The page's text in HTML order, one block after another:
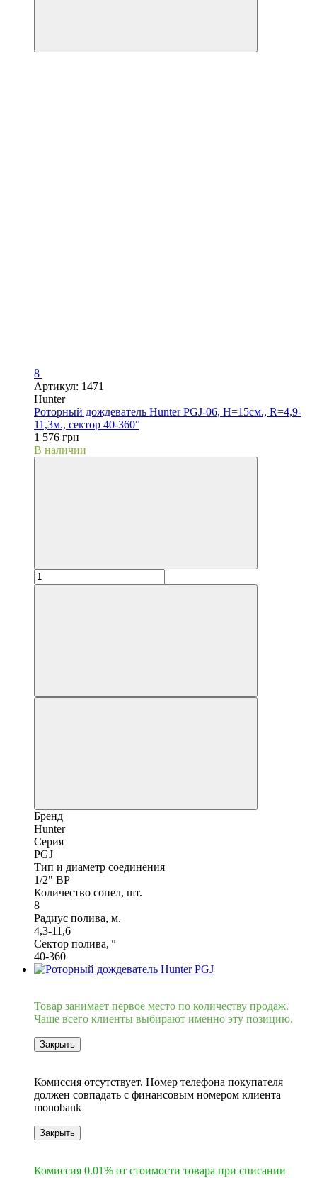
8
Артикул: 1471
Hunter
Роторный дождеватель Hunter PGJ-06, H=15см., R=4,9-
11,3м., сектор 40-360°
1 576 грн
В наличии
Бренд
Hunter
Серия
PGJ
Тип и диаметр соединения
1/2" ВР
Количество сопел, шт.
8
Радиус полива, м.
4,3-11,6
Сектор полива, º
40-360
Товар занимает первое место по количеству продаж.
Чаще всего клиенты выбирают именно эту позицию.
Закрыть
Комиссия отсутствует. Номер телефона покупателя
должен совпадать с финансовым номером клиента
monobank
Закрыть
Комиссия 0.01% от стоимости товара при списании